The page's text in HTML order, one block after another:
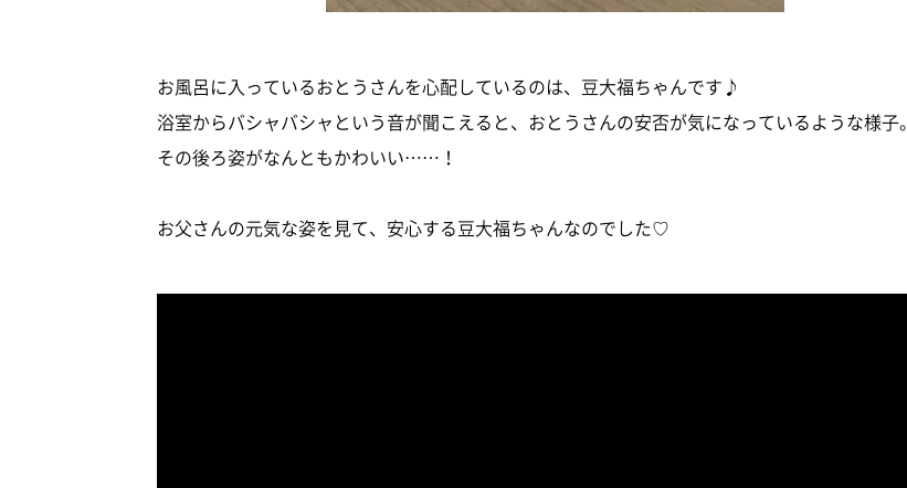
お風呂に入っているおとうさんを心配しているのは、豆大福ちゃんです♪
浴室からバシャバシャという音が聞こえると、おとうさんの安否が気になっているような様子。
その後ろ姿がなんともかわいい……！
お父さんの元気な姿を見て、安心する豆大福ちゃんなのでした♡